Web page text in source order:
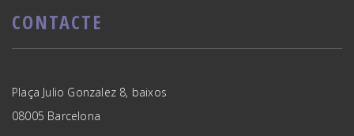
CONTACTE
Plaça Julio Gonzalez 8, baixos
08005 Barcelona